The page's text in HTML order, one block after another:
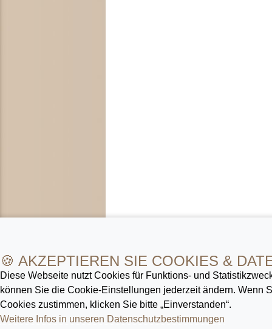
🍪 AKZEPTIEREN SIE COOKIES &
Diese Webseite nutzt Cookies für Funktions- und
können Sie die Cookie-Ein­stellungen jederzeit ändern. Wenn
Cookies zustimmen, klicken Sie bitte „Einverstanden“.
Weitere Infos in unseren Datenschutz­bestimmungen